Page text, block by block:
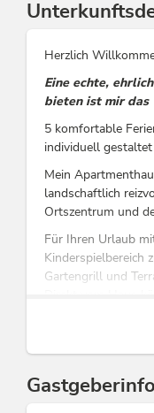
Herzlich
Eine echte,
bieten ist mir das
5 komfortable
individuell
Mein
landschaftlich
Ortszentrum und
Für Ihren Urlaub
Kinderspielbereich
Gartengrill und
Wir sind ein
Tirol und darüber